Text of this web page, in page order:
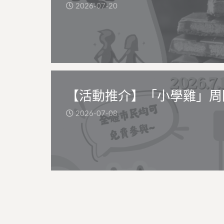
2026-07-20
【活動推介】「小學雞」
2026-07-08